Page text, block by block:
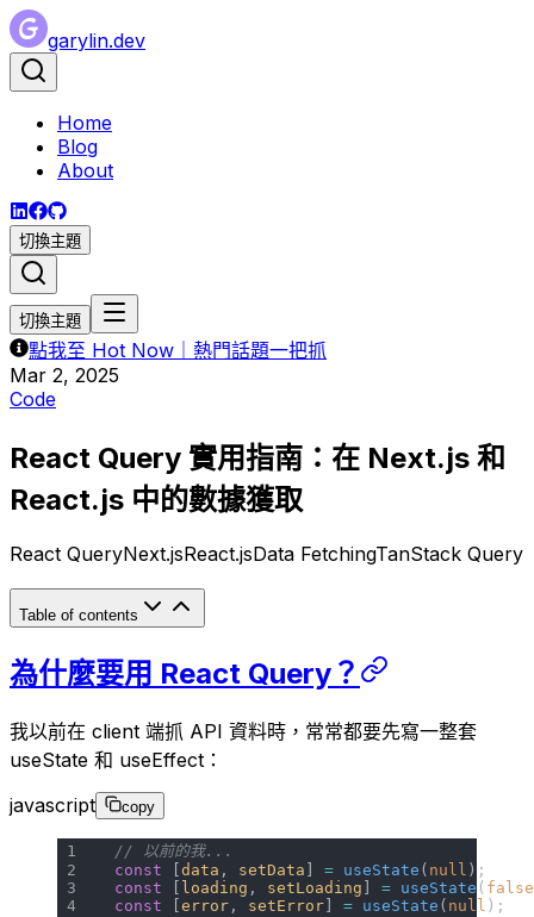
garylin.dev
Home
Blog
About
切換主題
切換主題
點我至 Hot Now｜熱門話題一把抓
Mar 2, 2025
Code
React Query 實用指南：在 Next.js 和
React.js 中的數據獲取
React QueryNext.jsReact.jsData FetchingTanStack Query
Table of contents
為什麼要用 React Query？
我以前在 client 端抓 API 資料時，常常都要先寫一整套
useState 和 useEffect ：
javascript
copy
// 以前的我...
const
data , setData = useState ( null );
const
loading , setLoading = useState ( false
const
error , setError = useState ( null );